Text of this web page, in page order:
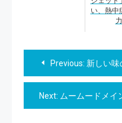
い、熱中
投
稿
ナ
Previous: 新しい味の発見！サ
Next: ムームードメインサーバー